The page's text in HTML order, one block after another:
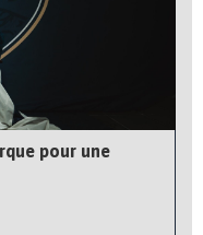
pour une